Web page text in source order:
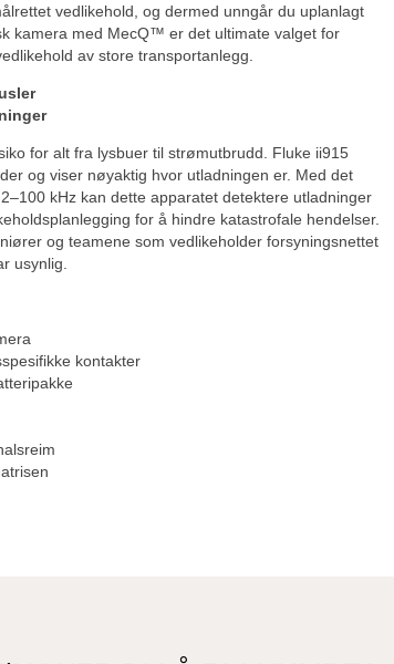
vedlikehold, og dermed unngår du uplanlagt
kamera med MecQ™ er det ultimate valget for
av store transportanlegg.
for alt fra lysbuer til strømutbrudd. Fluke ii915
og viser nøyaktig hvor utladningen er. Med det
kHz kan dette apparatet detektere utladninger
for å hindre katastrofale hendelser.
og teamene som vedlikeholder forsyningsnettet
usynlig.
kontakter